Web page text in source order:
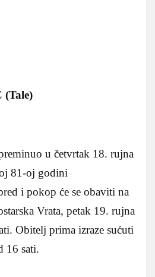
u četvrtak 18. rujna
81-oj godini
i pokop će se obaviti na
Vrata, petak 19. rujna
Obitelj prima izraze sućuti
16 sati.